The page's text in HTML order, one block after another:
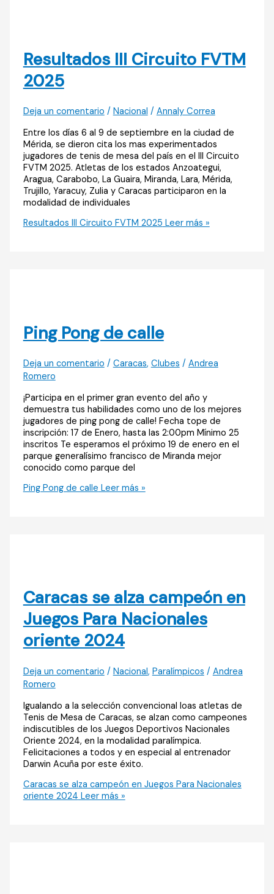
Resultados III Circuito FVTM
2025
Deja un comentario / Nacional / Annaly Correa
Entre los días 6 al 9 de septiembre en la ciudad de
Mérida, se dieron cita los mas experimentados
jugadores de tenis de mesa del país en el III Circuito
FVTM 2025. Atletas de los estados Anzoategui,
Aragua, Carabobo, La Guaira, Miranda, Lara, Mérida,
Trujillo, Yaracuy, Zulia y Caracas participaron en la
modalidad de individuales
Resultados III Circuito FVTM 2025 Leer más »
Ping Pong de calle
Deja un comentario / Caracas, Clubes / Andrea
Romero
¡Participa en el primer gran evento del año y
demuestra tus habilidades como uno de los mejores
jugadores de ping pong de calle! Fecha tope de
inscripción: 17 de Enero, hasta las 2:00pm Mínimo 25
inscritos Te esperamos el próximo 19 de enero en el
parque generalísimo francisco de Miranda mejor
conocido como parque del
Ping Pong de calle Leer más »
Caracas se alza campeón en
Juegos Para Nacionales
oriente 2024
Deja un comentario / Nacional, Paralímpicos / Andrea
Romero
Igualando a la selección convencional loas atletas de
Tenis de Mesa de Caracas, se alzan como campeones
indiscutibles de los Juegos Deportivos Nacionales
Oriente 2024, en la modalidad paralímpica.
Felicitaciones a todos y en especial al entrenador
Darwin Acuña por este éxito.
Caracas se alza campeón en Juegos Para Nacionales
oriente 2024 Leer más »